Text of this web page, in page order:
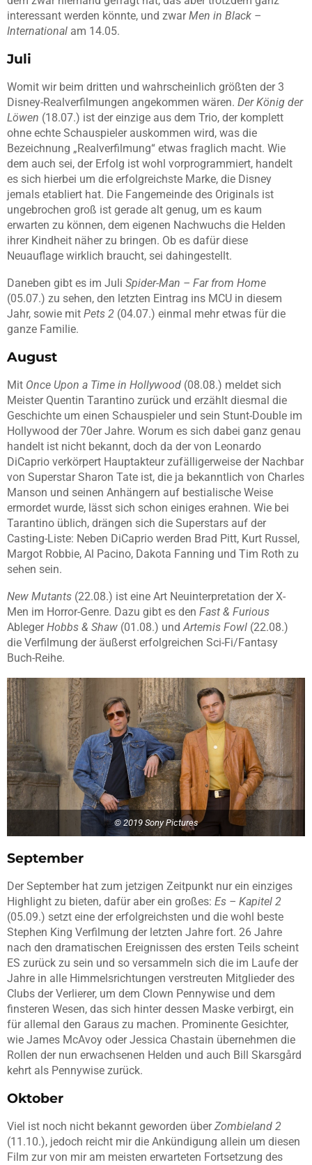
interessant werden könnte, und zwarMen in Black –
International am 14.05.
Juli
Womit wir beim dritten und wahrscheinlich größten der 3
Disney-Realverfilmungen angekommen wären. Der König der
Löwen (18.07.) ist der einzige aus dem Trio, der komplett
ohne echte Schauspieler auskommen wird, was die
Bezeichnung „Realverfilmung“ etwas fraglich macht. Wie
dem auch sei, der Erfolg ist wohl vorprogrammiert, handelt
es sich hierbei um die erfolgreichste Marke, die Disney
jemals etabliert hat. Die Fangemeinde des Originals ist
ungebrochen groß ist gerade alt genug, um es kaum
erwarten zu können, dem eigenen Nachwuchs die Helden
ihrer Kindheit näher zu bringen. Ob es dafür diese
Neuauflage wirklich braucht, sei dahingestellt.
Daneben gibt es im Juli Spider-Man – Far from Home
(05.07.) zu sehen, den letzten Eintrag ins MCU in diesem
Jahr, sowie mit Pets 2 (04.07.) einmal mehr etwas für die
ganze Familie.
August
Mit Once Upon a Time in Hollywood (08.08.) meldet sich
Meister Quentin Tarantino zurück und erzählt diesmal die
Geschichte um einen Schauspieler und sein Stunt-Double im
Hollywood der 70er Jahre. Worum es sich dabei ganz genau
handelt ist nicht bekannt, doch da der von Leonardo
DiCaprio verkörpert Hauptakteur zufälligerweise der Nachbar
von Superstar Sharon Tate ist, die ja bekanntlich von Charles
Manson und seinen Anhängern auf bestialische Weise
ermordet wurde, lässt sich schon einiges erahnen. Wie bei
Tarantino üblich, drängen sich die Superstars auf der
Casting-Liste: Neben DiCaprio werden Brad Pitt, Kurt Russel,
Margot Robbie, Al Pacino, Dakota Fanning und Tim Roth zu
sehen sein.
New Mutants (22.08.) ist eine Art Neuinterpretation der X-
Men im Horror-Genre. Dazu gibt es den Fast & Furious
AblegerHobbs & Shaw (01.08.) undArtemis Fowl (22.08.)
die Verfilmung der äußerst erfolgreichen Sci-Fi/Fantasy
Buch-Reihe.
© 2019 Sony Pictures
September
Der September hat zum jetzigen Zeitpunkt nur ein einziges
Highlight zu bieten, dafür aber ein großes: Es – Kapitel 2
(05.09.) setzt eine der erfolgreichsten und die wohl beste
Stephen King Verfilmung der letzten Jahre fort. 26 Jahre
nach den dramatischen Ereignissen des ersten Teils scheint
ES zurück zu sein und so versammeln sich die im Laufe der
Jahre in alle Himmelsrichtungen verstreuten Mitglieder des
Clubs der Verlierer, um dem Clown Pennywise und dem
finsteren Wesen, das sich hinter dessen Maske verbirgt, ein
für allemal den Garaus zu machen. Prominente Gesichter,
wie James McAvoy oder Jessica Chastain übernehmen die
Rollen der nun erwachsenen Helden und auch Bill Skarsgård
kehrt als Pennywise zurück.
Oktober
Viel ist noch nicht bekannt geworden überZombieland 2
(11.10.), jedoch reicht mir die Ankündigung allein um diesen
Film zur von mir am meisten erwarteten Fortsetzung des